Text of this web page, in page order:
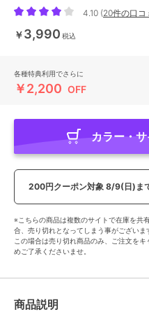
4.10 (20件の口コ
￥3,990 税込
各種特典利用でさらに
￥2,200 OFF
カラー・
200円クーポン対象 8/9(日)ま
※こちらの商品は複数のサイトで在庫を共
合、売り切れとなってしまう事がございま
この場合は売り切れ商品のみ、ご注文を
めご了承くださいませ。
商品説明